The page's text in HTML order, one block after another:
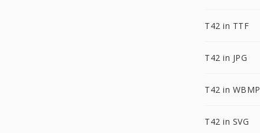
T42 in TTF
T42 in JPG
T42 in WBMP
T42 in SVG